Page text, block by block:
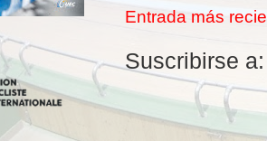
Entrada más
Suscribirse